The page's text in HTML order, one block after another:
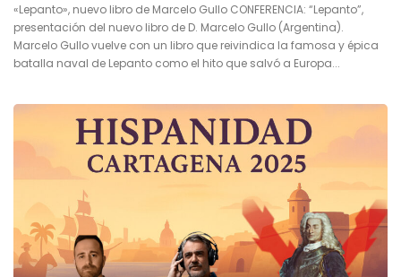
«Lepanto», nuevo libro de Marcelo Gullo CONFERENCIA: “Lepanto”,
presentación del nuevo libro de D. Marcelo Gullo (Argentina).
Marcelo Gullo vuelve con un libro que reivindica la famosa y épica
batalla naval de Lepanto como el hito que salvó a Europa...